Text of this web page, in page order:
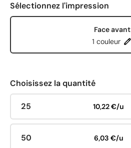
Sélectionnez l'impression
Face avant
1 couleur
Choisissez la quantité
25 10,22 €/u
50 6,03 €/u